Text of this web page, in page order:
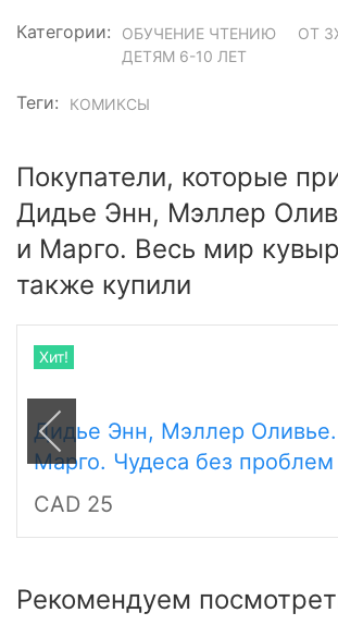
Категории: ОБУЧЕНИЕ ЧТЕНИЮ
ОТ
ДЕТЯМ 6-10 ЛЕТ
Теги: КОМИКСЫ
Покупатели, которые
Дидье Энн, Мэллер
и Марго. Весь мир
также купили
Дидье Энн, Мэллер
Марго. Чудеса без проблем
CAD 25
Хит!
Рекомендуем